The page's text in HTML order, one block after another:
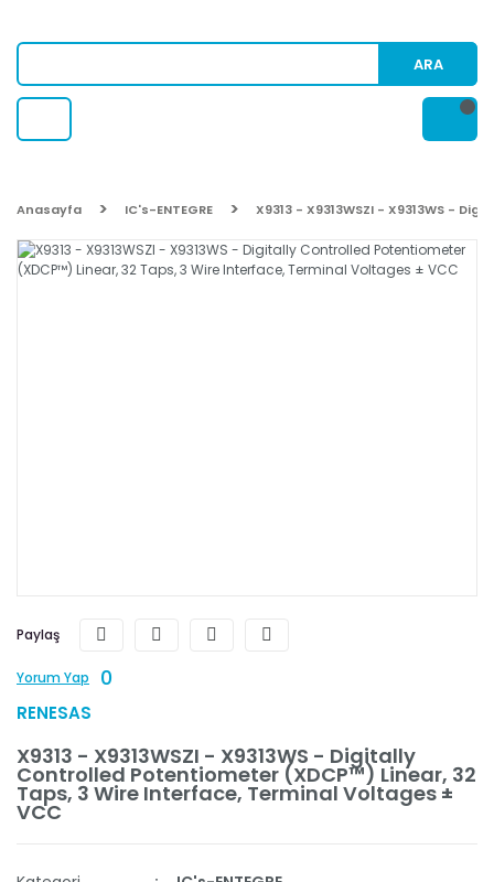
ARA
Anasayfa IC's-ENTEGRE X9313 - X9313WSZI - X9313WS -
Paylaş
Yorum Yap 0
RENESAS
X9313 - X9313WSZI - X9313WS - Digitally
Controlled Potentiometer (XDCP™) Linear, 32
Taps, 3 Wire Interface, Terminal Voltages ±
VCC